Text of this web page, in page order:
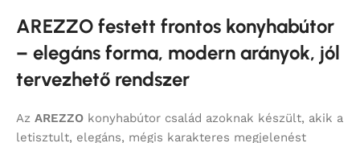
AREZZO festett frontos konyhabútor
– elegáns forma, modern arányok, jól
tervezhető rendszer
Az AREZZO konyhabútor család azoknak készült, akik a
letisztult, elegáns, mégis karakteres megjelenést